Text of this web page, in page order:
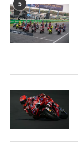
5